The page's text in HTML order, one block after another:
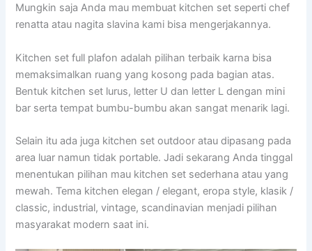
Mungkin saja Anda mau membuat kitchen set seperti chef
renatta atau nagita slavina kami bisa mengerjakannya.
Kitchen set full plafon adalah pilihan terbaik karna bisa
memaksimalkan ruang yang kosong pada bagian atas.
Bentuk kitchen set lurus, letter U dan letter L dengan mini
bar serta tempat bumbu-bumbu akan sangat menarik lagi.
Selain itu ada juga kitchen set outdoor atau dipasang pada
area luar namun tidak portable. Jadi sekarang Anda tinggal
menentukan pilihan mau kitchen set sederhana atau yang
mewah. Tema kitchen elegan / elegant, eropa style, klasik /
classic, industrial, vintage, scandinavian menjadi pilihan
masyarakat modern saat ini.